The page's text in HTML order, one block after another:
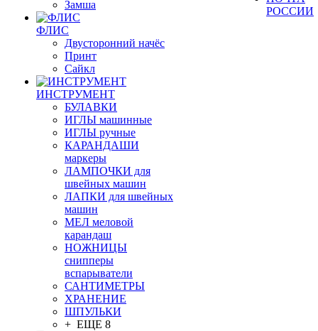
Замша
ФЛИС
Двусторонний начёс
Принт
Сайкл
ИНСТРУМЕНТ
БУЛАВКИ
ИГЛЫ машинные
ИГЛЫ ручные
КАРАНДАШИ
маркеры
ЛАМПОЧКИ для
швейных машин
ЛАПКИ для швейных
машин
МЕЛ меловой
карандаш
НОЖНИЦЫ
снипперы
вспарыватели
САНТИМЕТРЫ
ХРАНЕНИЕ
ШПУЛЬКИ
+ ЕЩЕ 8
РОССИИ